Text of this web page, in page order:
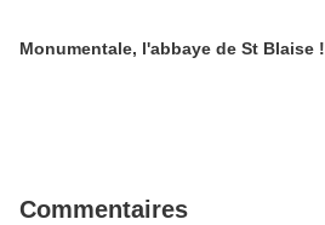
Monumentale, l'abbaye de St Blaise !
Commentaires